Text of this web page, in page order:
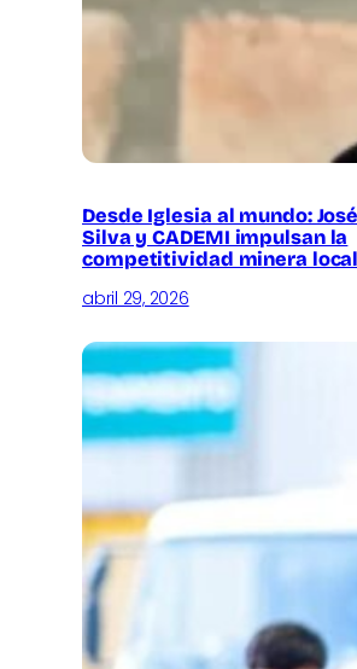
Desde Iglesia al mundo:
Silva y CADEMI impulsan la
competitividad minera local
abril 29, 2026